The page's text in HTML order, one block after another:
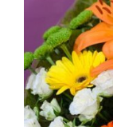
DETALLES